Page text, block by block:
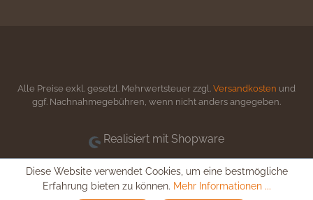
Alle Preise exkl. gesetzl. Mehrwertsteuer zzgl. Versandkosten und
ggf. Nachnahmegebühren, wenn nicht anders angegeben.
Realisiert mit Shopware
Diese Website verwendet Cookies, um eine bestmögliche
Erfahrung bieten zu können. Mehr Informationen ...